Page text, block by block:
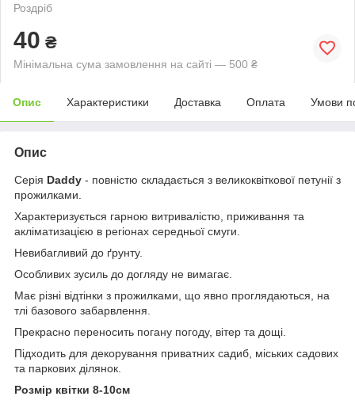
Роздріб
40 ₴
Мінімальна сума замовлення на сайті — 500 ₴
Опис Характеристики Доставка Оплата Умови
Опис
Серія Daddy - повністю складається з великоквіткової петунії з
прожилками.
Характеризується гарною витривалістю, приживання та
акліматизацією в регіонах середньої смуги.
Невибагливий до ґрунту.
Особливих зусиль до догляду не вимагає.
Має різні відтінки з прожилками, що явно проглядаються, на
тлі базового забарвлення.
Прекрасно переносить погану погоду, вітер та дощі.
Підходить для декорування приватних садиб, міських садових
та паркових ділянок.
Розмір квітки 8-10см